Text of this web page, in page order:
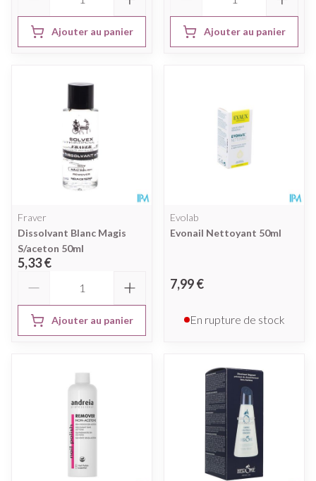
Ajouter au panier Ajouter au panier
Fraver
Dissolvant Blanc Magis
S/aceton 50ml
5,33 €
Ajouter au panier
Evolab
Evonail Nettoyant 50ml
7,99 €
En rupture de stock